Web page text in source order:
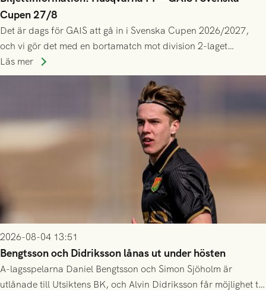
Cupen 27/8
Det är dags för GAIS att gå in i Svenska Cupen 2026/2027,
och vi gör det med en bortamatch mot division 2-laget
Husqvarna FF. Häng med och stötta grönsvart på plats!
Läs mer
2026-08-04 13:51
Bengtsson och Didriksson lånas ut under hösten
A-lagsspelarna Daniel Bengtsson och Simon Sjöholm är
utlånade till Utsiktens BK, och Alvin Didriksson får möjlighet till